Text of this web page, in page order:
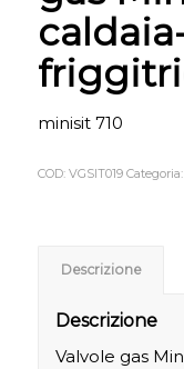
minisit 710
COD: VGSIT019 Categoria:
Descrizione
Descrizione
Valvole gas